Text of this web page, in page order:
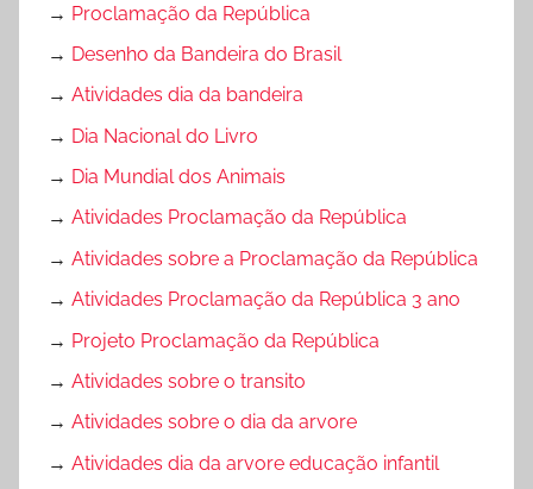
→ Proclamação da República
→ Desenho da Bandeira do Brasil
→ Atividades dia da bandeira
→ Dia Nacional do Livro
→ Dia Mundial dos Animais
→ Atividades Proclamação da República
→ Atividades sobre a Proclamação da República
→ Atividades Proclamação da República 3 ano
→ Projeto Proclamação da República
→ Atividades sobre o transito
→ Atividades sobre o dia da arvore
→ Atividades dia da arvore educação infantil